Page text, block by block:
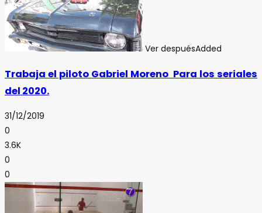
Ver despuésAdded
Trabaja el piloto Gabriel Moreno Para los seriales
del 2020.
31/12/2019
0
3.6K
0
0